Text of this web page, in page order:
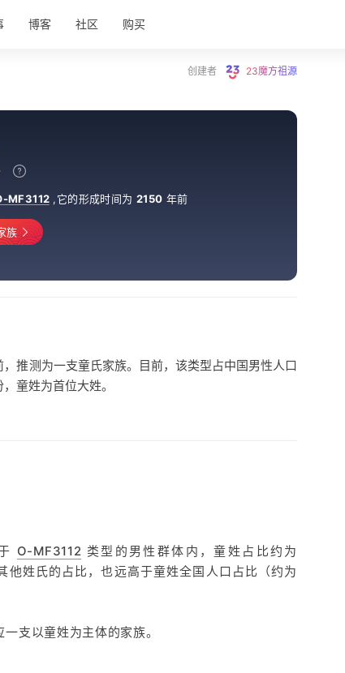
博客 社区 购买
创建者 23魔方祖源
MF3112 ,它的形成时间为2150 年前
族
，推测为一支童氏家族。目前，该类型占中国男性人口
童姓为首位大姓。
O-MF3112 类型的男性群体内，童姓占比约为
他姓氏的占比，也远高于童姓全国人口占比（约为
支以童姓为主体的家族。